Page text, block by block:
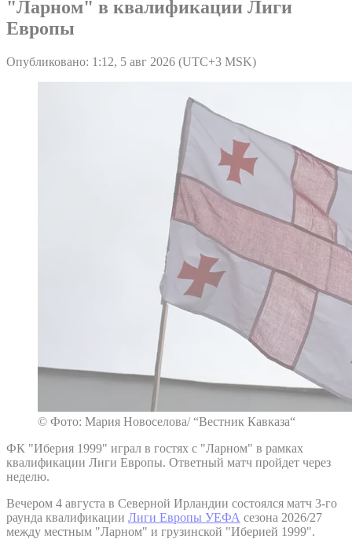
"Ларном" в квалификации Лиги
Европы
Опубликовано: 1:12, 5 авг 2026 (UTC+3 MSK)
© Фото: Мария Новоселова/ “Вестник Кавказа“
ФК "Иберия 1999" играл в гостях с "Ларном" в рамках
квалификации Лиги Европы. Ответный матч пройдет через
неделю.
Вечером 4 августа в Северной Ирландии состоялся матч 3-го
раунда квалификации Лиги Европы УЕФА сезона 2026/27
между местным "Ларном" и грузинской "Иберией 1999".